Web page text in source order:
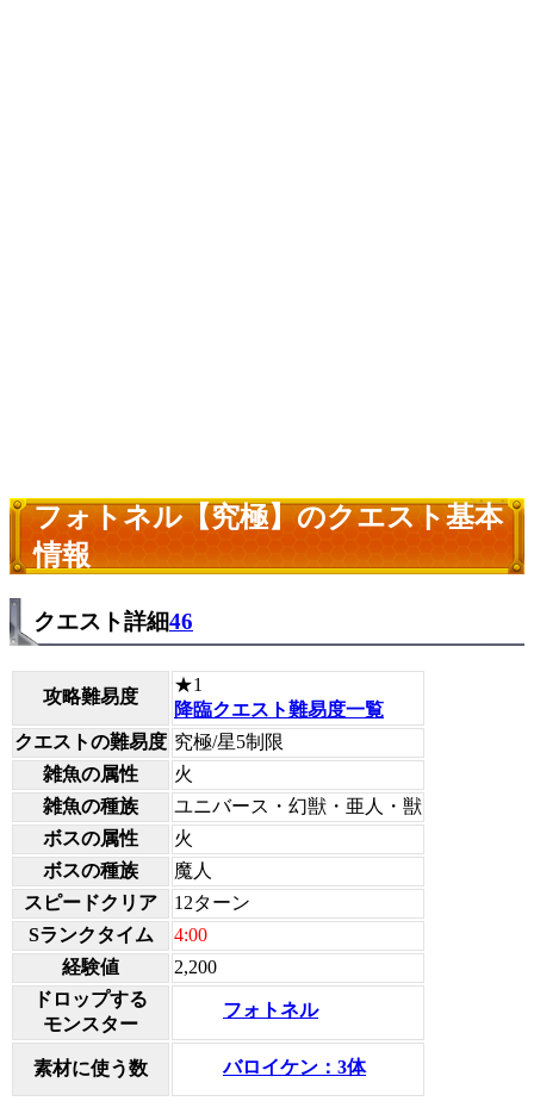
フォトネル【究極】のクエスト基本
情報
クエスト詳細46
攻略難易度
★1
降臨クエスト難易度一覧
クエストの難易度 究極/星5制限
雑魚の属性
火
雑魚の種族
ユニバース・幻獣・亜人・獣
ボスの属性
火
ボスの種族
魔人
スピードクリア
12ターン
Sランクタイム
4:00
経験値
2,200
ドロップする
モンスター
フォトネル
素材に使う数 バロイケン：3体